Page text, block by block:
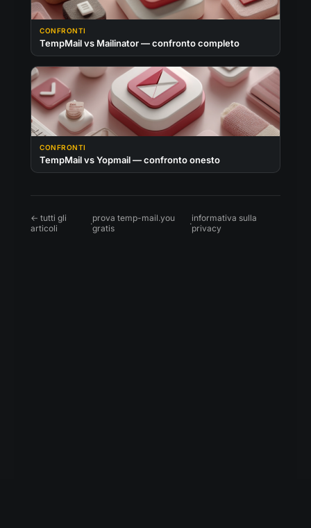
CONFRONTI
TempMail vs Mailinator — confronto completo
CONFRONTI
TempMail vs Yopmail — confronto onesto
← tutti gli
articoli
·prova temp-mail.you
gratis
·informativa sulla
privacy